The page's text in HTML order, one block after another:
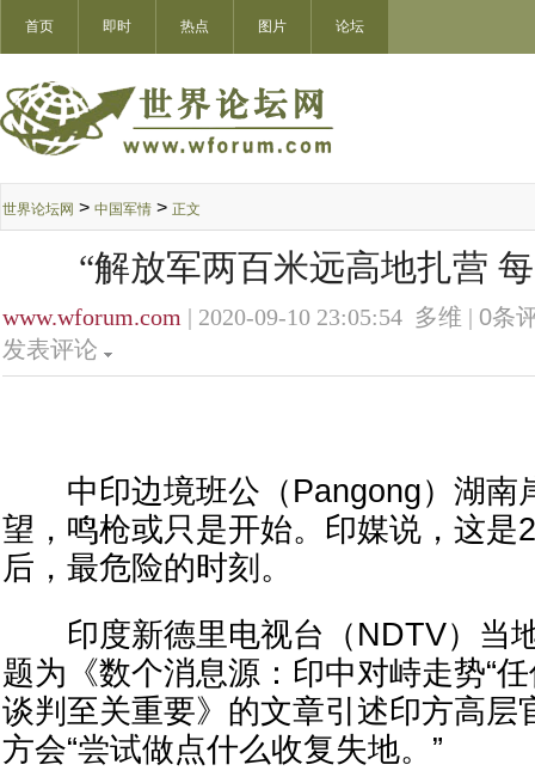
首页 即时 热点 图片 论坛
世界论坛网 > 中国军情 > 正文
“解放军两百米远高地扎营
www.wforum.com | 2020-09-10 23:05:54 多维 | 0条
发表评论
中印边境班公（Pangong）湖南
望，鸣枪或只是开始。印媒说，这是
后，最危险的时刻。
印度新德里电视台（NDTV）当
题为《数个消息源：印中对峙走势“
谈判至关重要》的文章引述印方高层
方会“尝试做点什么收复失地。”